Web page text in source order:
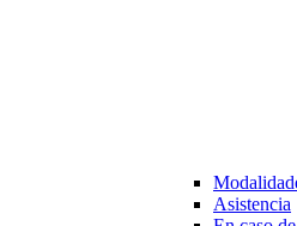
Asistencia